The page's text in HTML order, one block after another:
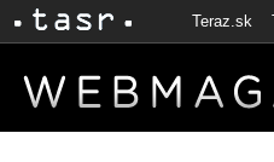
Teraz.sk